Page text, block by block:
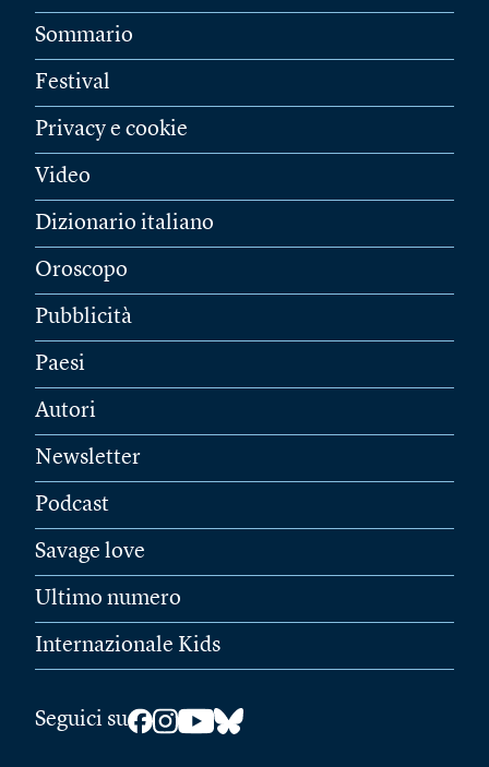
Sommario
Festival
Privacy e cookie
Video
Dizionario italiano
Oroscopo
Pubblicità
Paesi
Autori
Newsletter
Podcast
Savage love
Ultimo numero
Internazionale Kids
Seguici su